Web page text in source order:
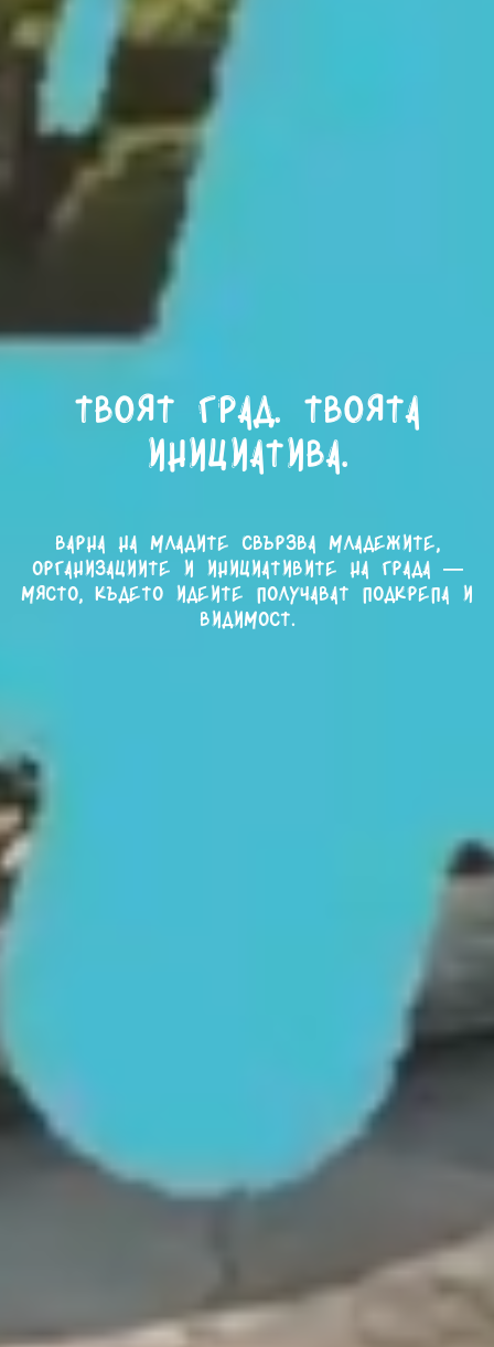
Твоят град. Твоята
инициатива.
Варна на младите свързва младежите,
организациите и инициативите на града —
място, където идеите получават подкрепа и
видимост.